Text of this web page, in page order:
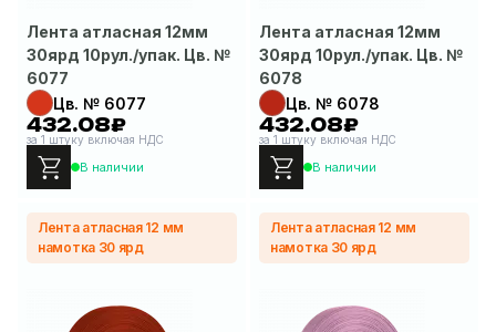
Лента атласная 12мм
30ярд 10рул./упак. Цв. №
6077
Цв. № 6077
432.08₽
за 1 штуку включая НДС
В наличии
Лента атласная 12мм
30ярд 10рул./упак. Цв. №
6078
Цв. № 6078
432.08₽
за 1 штуку включая НДС
В наличии
Лента атласная 12 мм
намотка 30 ярд
Лента атласная 12 мм
намотка 30 ярд